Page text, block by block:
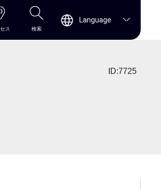
ス 検索
Language
ID:7725